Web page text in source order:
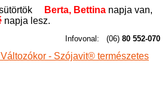
Berta, Bettina napja van,
napja lesz.
Infovonal: (06) 80 552-070